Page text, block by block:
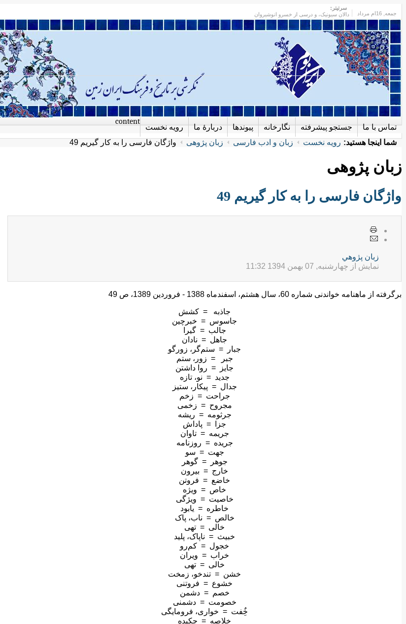
جمعه
سرتیتر:
دالان سیونیک، و درسی از خسرو انوشیروان
رویه نخست دربارهٔ ما پیوندها نگارخانه جستجو پیشرفته تماس با ما
content
شما اینجا هستید: رویه نخست زبان و ادب فارسی زبان پژوهی واژگان فارسی را به کار گیریم 49
زبان پژوهی
واژگان فارسی را به کار گیریم 49
زبان پژوهي
نمایش از چهارشنبه, 07 بهمن 1394 11:32
برگرفته از ماهنامه خواندنی شماره 60، سال هشتم، اسفندماه 1388 - فروردین 1389، ص 49
جاذبه = کشش
جاسوس = خبرچین
جالب = گیرا
جاهل = نادان
جبار = ستم‌گر، زورگو
جبر = زور، ستم
جایز = روا داشتن
جدید = نو، تازه
جدال = پیکار، ستیز
جراحت = زخم
مجروح = زخمی
جرثومه = ریشه
جزا = پاداش
جریمه = تاوان
جریده = روزنامه
جهت = سو
جوهر = گوهر
خارج = بیرون
خاضع = فروتن
خاص = ویژه
خاصیت = ویژگی
خاطره = یابود
خالص = ناب، پاک
خالی = تهی
خبیث = ناپاک، پلید
خجول = کم‌رو
خراب = ویران
خالی = تهی
خشن = تندخو، زمخت
خشوع = فروتنی
خصم = دشمن
خصومت = دشمنی
خٌِفت = خواری، فرومایگی
خلاصه = چکیده